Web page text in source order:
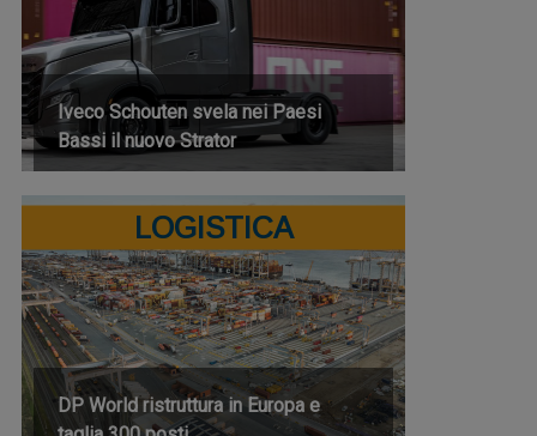
Iveco Schouten svela nei Paesi
Bassi il nuovo Strator
LOGISTICA
DP World ristruttura in Europa e